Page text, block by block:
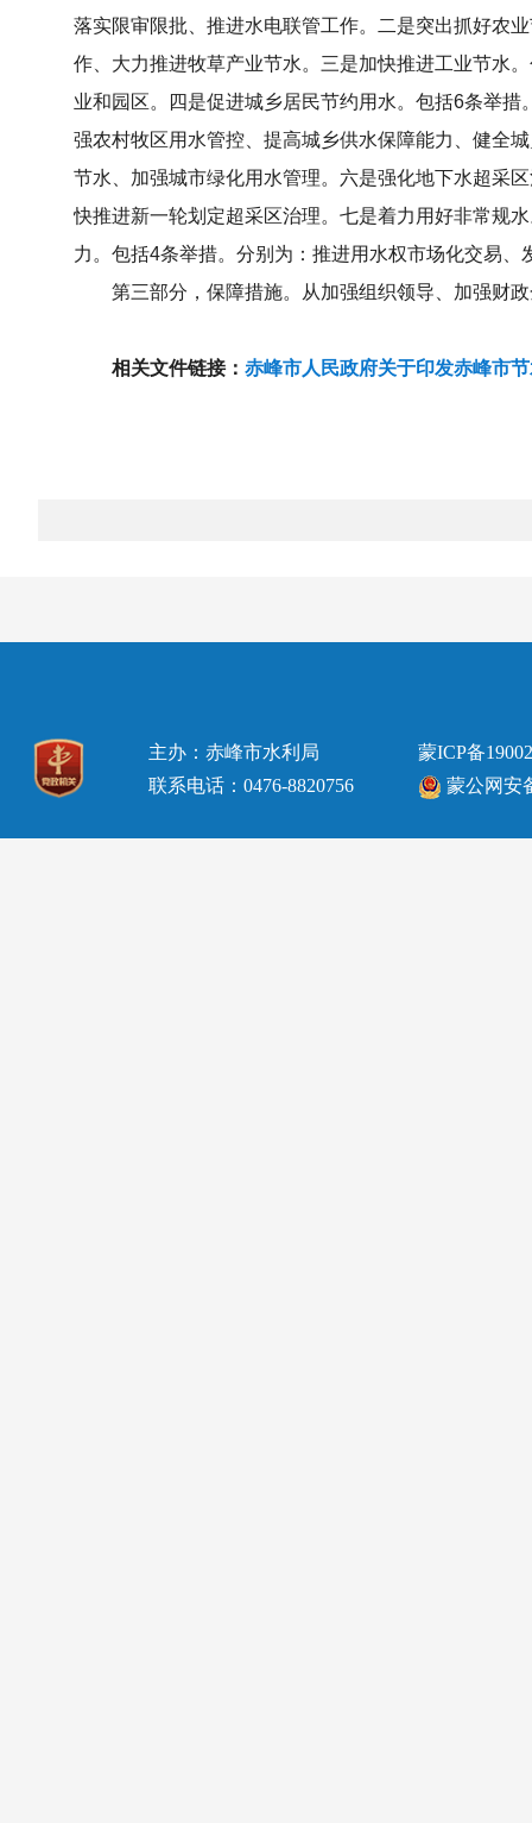
落实限审限批、推进水电联管工作。二是突出抓好农
作、大力推进牧草产业节水。三是加快推进工业节水
业和园区。四是促进城乡居民节约用水。包括6条举
强农村牧区用水管控、提高城乡供水保障能力、健全
节水、加强城市绿化用水管理。六是强化地下水超采
快推进新一轮划定超采区治理。七是着力用好非常规
力。包括4条举措。分别为：推进用水权市场化交易
第三部分，保障措施。从加强组织领导、加强财
相关文件链接： 赤峰市人民政府关于印发赤峰市
主办：赤峰市水利局
联系电话：0476-8820756
蒙ICP备
蒙公网安